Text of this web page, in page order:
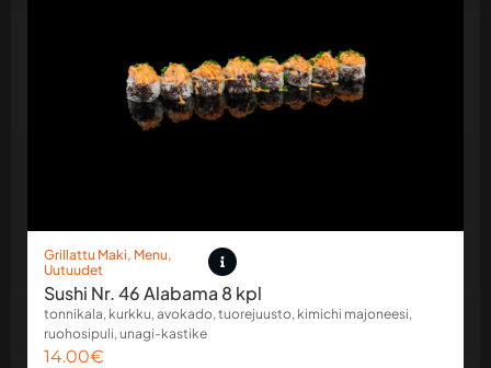
Grillattu Maki, Menu,
Uutuudet
Sushi Nr. 46 Alabama 8 kpl
tonnikala, kurkku, avokado, tuorejuusto, kimichi majoneesi,
ruohosipuli, unagi-kastike
14.00€